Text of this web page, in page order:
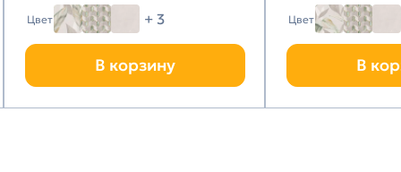
Цвет + 3
В корзину
Цвет
В